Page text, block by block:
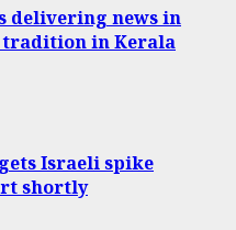
delivering news in
tradition in Kerala
Israeli spike
shortly